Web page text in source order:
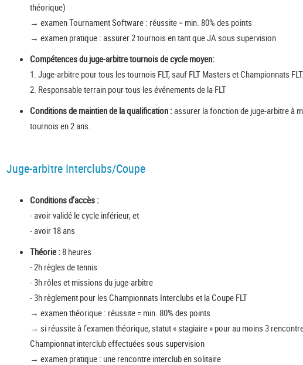
théorique)
→ examen Tournament Software : réussite = min. 80% des points
→ examen pratique : assurer 2 tournois en tant que JA sous supervision
Compétences du juge-arbitre tournois de cycle moyen:
1. Juge-arbitre pour tous les tournois FLT, sauf FLT Masters et Championnats FLT.
2. Responsable terrain pour tous les événements de la FLT
Conditions de maintien de la qualification :assurer la fonction de juge-arbitre à
tournois en 2 ans.
Juge-arbitre Interclubs/Coupe
Conditions d’accès :
- avoir validé le cycle inférieur, et
- avoir 18 ans
Théorie :8 heures
- 2h règles de tennis
- 3h rôles et missions du juge-arbitre
- 3h règlement pour les Championnats Interclubs et la Coupe FLT
→ examen théorique : réussite = min. 80% des points
→ si réussite à l’examen théorique, statut « stagiaire » pour au moins 3
Championnat interclub effectuées sous supervision
→ examen pratique : une rencontre interclub en solitaire